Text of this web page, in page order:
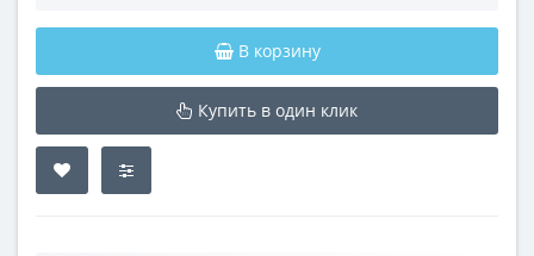
В корзину
Купить в один клик